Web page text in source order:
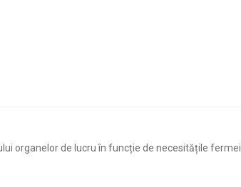
organelor de lucru în funcție de necesitățile fermei.